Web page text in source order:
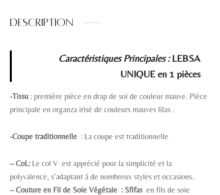
Description
Caractéristiques Principales :LEBSA
UNIQUE en 1 pièces
-Tissu : première pièce en drap de soi de couleur mauve. Pièce
principale en organza irisé de couleurs mauves lilas .
-Coupe traditionnelle : La coupe est traditionnelle
– CoL: Le col V est apprécié pour la simplicité et la
polyvalence, s’adaptant à de nombreux styles et occasions.
– Couture en Fil de Soie Végétale : Sfifas en fils de soie